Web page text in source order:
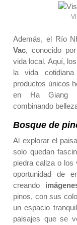
Además, el Río
Vac, conocido
vida local. Aquí,
la vida
productos únicos
en Ha Giang
combinando
Bosque de
Al explorar el
solo quedan
piedra caliza o los
oportunidad de
creando
pinos, con sus
un espacio
paisajes que se